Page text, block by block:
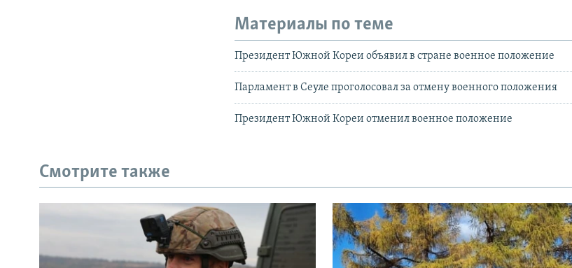
Материалы по теме
Президент Южной Кореи объявил в стране военное положение
Парламент в Сеуле проголосовал за отмену военного положения
Президент Южной Кореи отменил военное положение
Смотрите также